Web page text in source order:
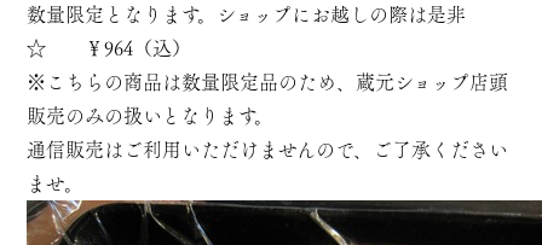
数量限定となります。ショップにお越しの際は是非
☆ ￥964（込）
※こちらの商品は数量限定品のため、蔵元ショップ店頭
販売のみの扱いとなります。
通信販売はご利用いただけませんので、ご了承ください
ませ。